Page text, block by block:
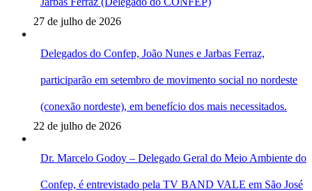
27 de julho de 2026
Delegados do Confep, João Nunes e Jarbas Ferraz,
participarão em setembro de movimento social no nordeste
(conexão nordeste), em benefício dos mais necessitados.
22 de julho de 2026
Dr. Marcelo Godoy – Delegado Geral do Meio Ambiente do
Confep, é entrevistado pela TV BAND VALE em São José